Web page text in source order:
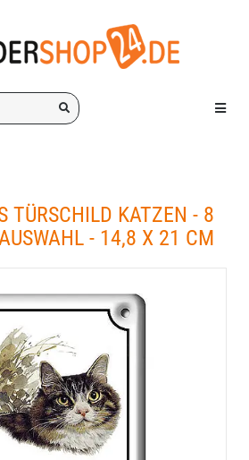
Menü
TÜRSCHILD KATZEN - 8
- 14,8 X 21 CM